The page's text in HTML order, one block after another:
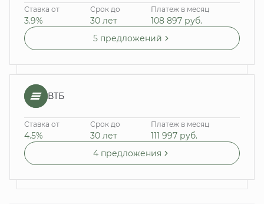
Ставка от
3.9%
Срок до
30 лет
Платеж в месяц
108 897 руб.
5 предложений
ВТБ
Ставка от
4.5%
Срок до
30 лет
Платеж в месяц
111 997 руб.
4 предложения